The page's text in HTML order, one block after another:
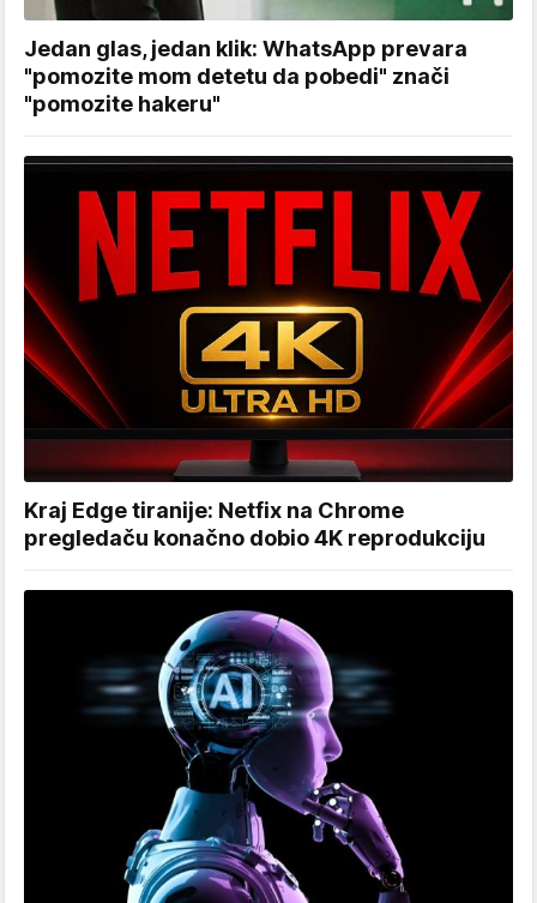
Jedan glas, jedan klik: WhatsApp prevara
"pomozite mom detetu da pobedi" znači
"pomozite hakeru"
Kraj Edge tiranije: Netfix na Chrome
pregledaču konačno dobio 4K reprodukciju